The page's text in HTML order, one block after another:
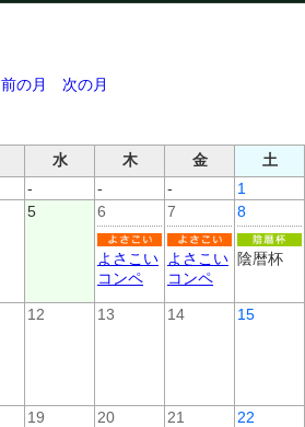
前の月 次の月
水 木 金
土
- - -
1
5 6
よさこい
コンペ
7
よさこい
コンペ
8
陰暦杯
12 13 14 15
19 20 21 22